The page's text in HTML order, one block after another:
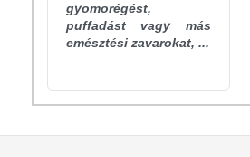
hatást fokozó prebiotikum: 176
sztearát; kapszulahéj:
Nettó tömeg: 2,3 g
gyomorégést,
puffadást vagy más
emésztési zavarokat, ...